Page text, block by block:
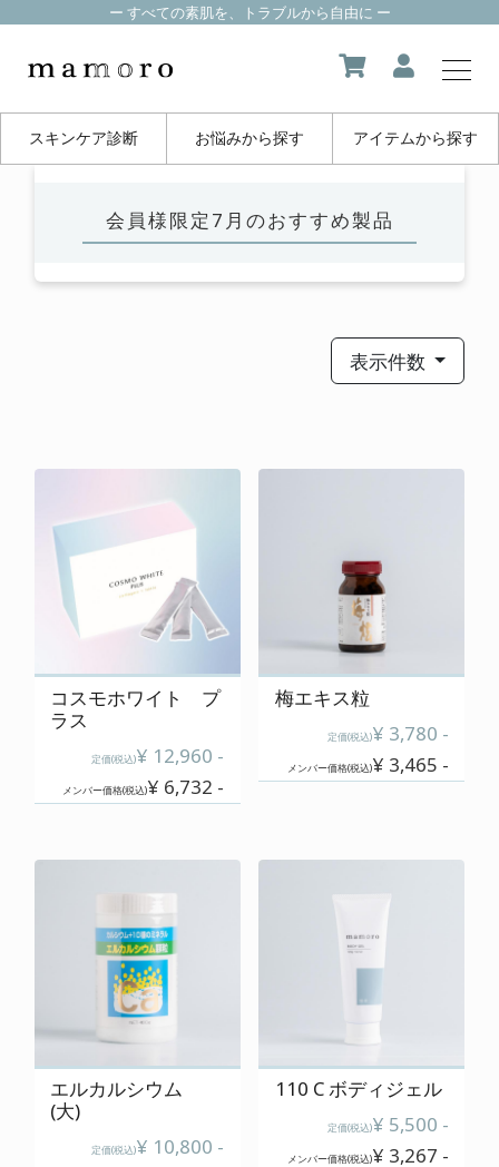
ー すべての素肌を、トラブルから自由に ー
スキンケア診断 お悩みから探す アイテムから探す
about us
FAQ
cart
カートの中を見る
お問い合わせ
salon
メンバー登録案内
ご使用上の注意
特定商取引に関する表記
プライバシーポリシー
会員様限定7月のおすすめ製品
表示件数
コスモホワイト プ
ラス
定価(税込)¥ 12,960 -
メンバー価格(税込)¥ 6,732 -
梅エキス粒
定価(税込)¥ 3,780 -
メンバー価格(税込)¥ 3,465 -
エルカルシウム
(大)
定価(税込)¥ 10,800 -
110 C ボディジェル
定価(税込)¥ 5,500 -
メンバー価格(税込)¥ 3,267 -